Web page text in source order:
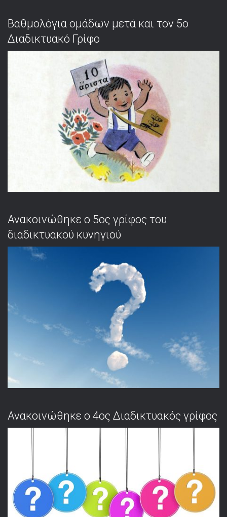
Βαθμολόγια ομάδων μετά και τον 5ο
Διαδικτυακό Γρίφο
Ανακοινώθηκε ο 5ος γρίφος του
διαδικτυακού κυνηγιού
Ανακοινώθηκε ο 4ος Διαδικτυακός γρίφος